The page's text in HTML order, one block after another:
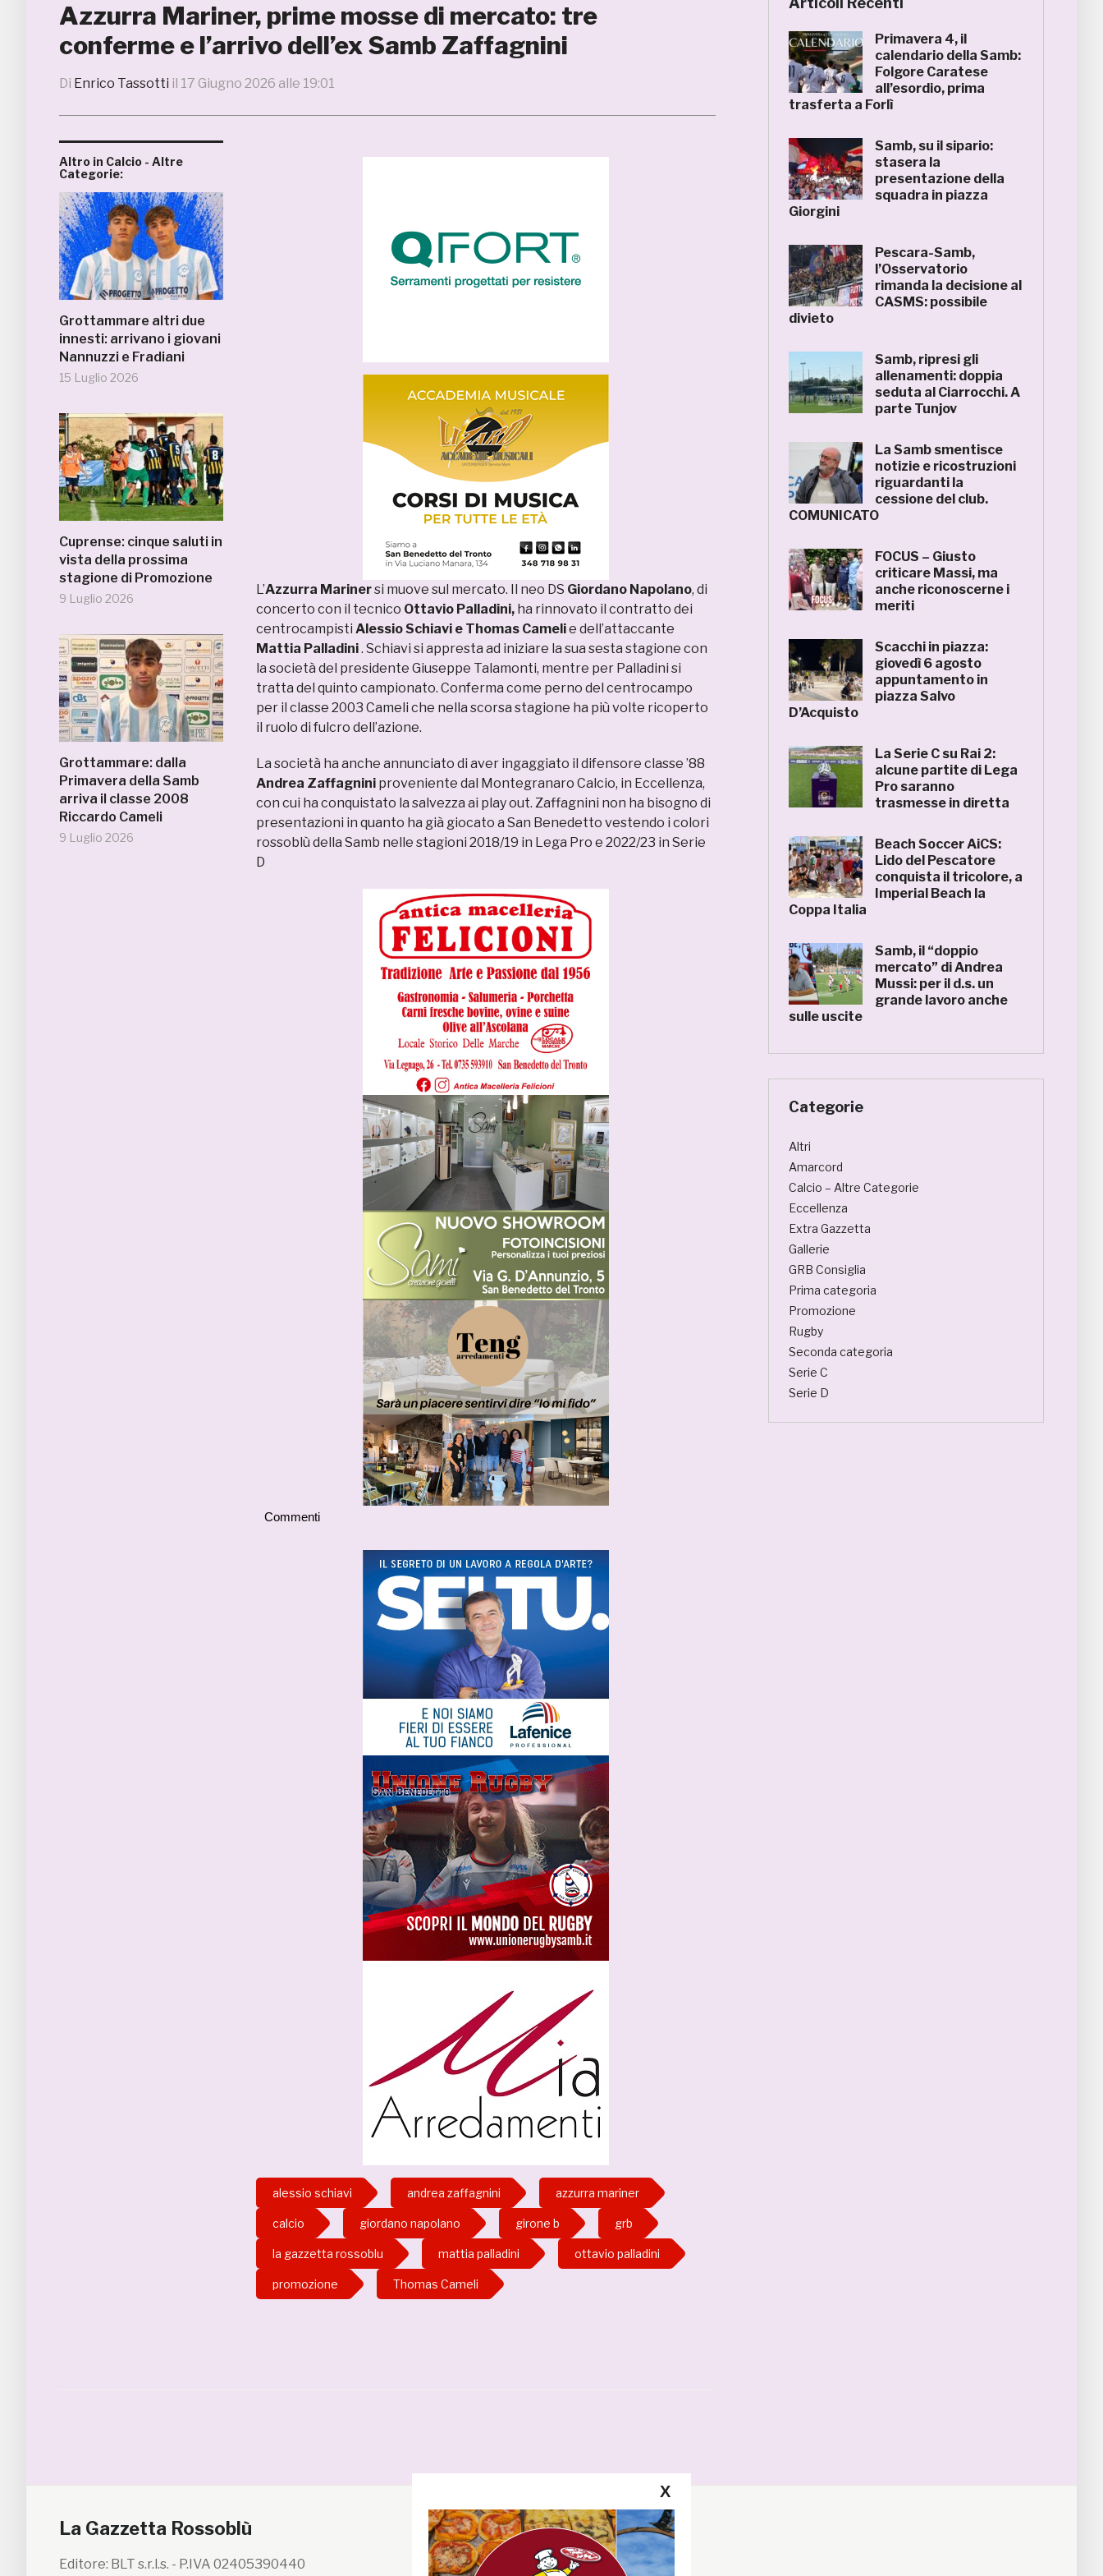
Azzurra Mariner, prime mosse di mercato: tre
conferme e l’arrivo dell’ex Samb Zaffagnini
Di Enrico Tassotti il 17 Giugno 2026 alle 19:01
Altro in Calcio - Altre
Categorie:
Grottammare altri due
innesti: arrivano i giovani
Nannuzzi e Fradiani
15 Luglio 2026
Cuprense: cinque saluti in
vista della prossima
stagione di Promozione
9 Luglio 2026
Grottammare: dalla
Primavera della Samb
arriva il classe 2008
Riccardo Cameli
9 Luglio 2026
L’Azzurra Marinersi muove sul mercato. Il neo DS Giordano Napolano, di
concerto con il tecnico Ottavio Palladini, ha rinnovato il contratto dei
centrocampisti Alessio Schiavi e Thomas Camelie dell’attaccante
Mattia Palladini. Schiavi si appresta ad iniziare la sua sesta stagione con
la società del presidente Giuseppe Talamonti, mentre per Palladini si
tratta del quinto campionato. Conferma come perno del centrocampo
per il classe 2003 Cameli che nella scorsa stagione ha più volte ricoperto
il ruolo di fulcro dell’azione.
La società ha anche annunciato di aver ingaggiato il difensore classe ’88
Andrea Zaffagnini proveniente dal Montegranaro Calcio, in Eccellenza,
con cui ha conquistato la salvezza ai play out. Zaffagnini non ha bisogno di
presentazioni in quanto ha già giocato a San Benedetto vestendo i colori
rossoblù della Samb nelle stagioni 2018/19 in Lega Pro e 2022/23 in Serie
D
Commenti
alessio schiavi andrea zaffagnini azzurra mariner
calcio giordano napolano girone b grb
la gazzetta rossoblu mattia palladini ottavio palladini
promozione Thomas Cameli
Primavera 4, il
calendario della Samb:
Folgore Caratese
all’esordio, prima
trasferta a Forlì
Samb, su il sipario:
stasera la
presentazione della
squadra in piazza
Giorgini
Pescara-Samb,
l’Osservatorio
rimanda la decisione al
CASMS: possibile
divieto
Samb, ripresi gli
allenamenti: doppia
seduta al Ciarrocchi. A
parte Tunjov
La Samb smentisce
notizie e ricostruzioni
riguardanti la
cessione del club.
COMUNICATO
FOCUS – Giusto
criticare Massi, ma
anche riconoscerne i
meriti
Scacchi in piazza:
giovedì 6 agosto
appuntamento in
piazza Salvo
D’Acquisto
La Serie C su Rai 2:
alcune partite di Lega
Pro saranno
trasmesse in diretta
Beach Soccer AiCS:
Lido del Pescatore
conquista il tricolore, a
Imperial Beach la
Coppa Italia
Samb, il “doppio
mercato” di Andrea
Mussi: per il d.s. un
grande lavoro anche
sulle uscite
Categorie
Altri
Amarcord
Calcio – Altre Categorie
Eccellenza
Extra Gazzetta
Gallerie
GRB Consiglia
Prima categoria
Promozione
Rugby
Seconda categoria
Serie C
Serie D
La Gazzetta Rossoblù
Editore: BLT s.r.l.s. - P.IVA 02405390440
Segui la GRB
Facebook
X